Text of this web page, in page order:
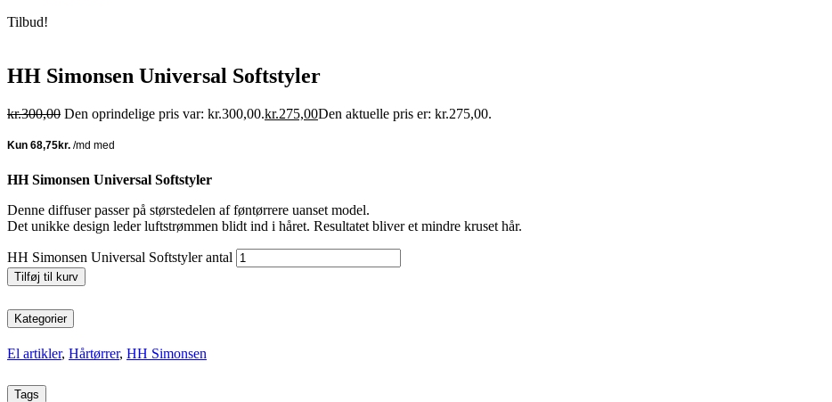
Tilbud!
HH Simonsen Universal Softstyler
kr.300,00 Den oprindelige pris var: kr.300,00.kr.275,00Den aktuelle pris er: kr.275,00.
HH Simonsen Universal Softstyler
Denne diffuser passer på størstedelen af føntørrere uanset model.
Det unikke design leder luftstrømmen blidt ind i håret. Resultatet bliver et mindre kruset hår.
HH Simonsen Universal Softstyler antal
Tilføj til kurv
Kategorier
El artikler, Hårtørrer, HH Simonsen
Tags